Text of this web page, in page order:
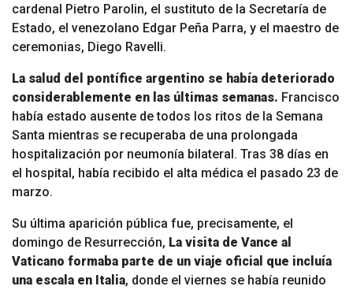
cardenal Pietro Parolin, el sustituto de la Secretaría de
Estado, el venezolano Edgar Peña Parra, y el maestro de
ceremonias, Diego Ravelli.
La salud del pontífice argentino se había deteriorado
considerablemente en las últimas semanas. Francisco
había estado ausente de todos los ritos de la Semana
Santa mientras se recuperaba de una prolongada
hospitalización por neumonía bilateral. Tras 38 días en
el hospital, había recibido el alta médica el pasado 23 de
marzo.
Su última aparición pública fue, precisamente, el
domingo de Resurrección, La visita de Vance al
Vaticano formaba parte de un viaje oficial que incluía
una escala en Italia, donde el viernes se había reunido